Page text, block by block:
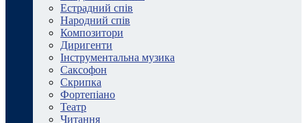
Естрадний спів
Народний спів
Композитори
Диригенти
Інструментальна музика
Саксофон
Скрипка
Фортепіано
Театр
Читання